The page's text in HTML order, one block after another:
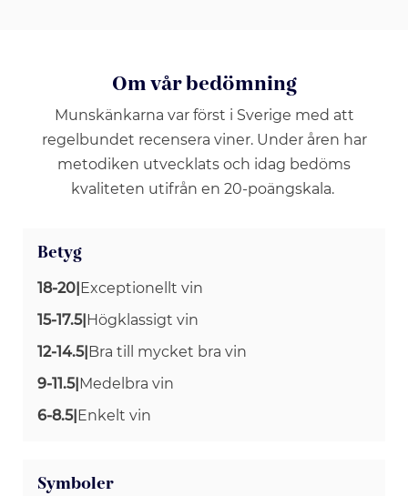
Om vår bedömning
Munskänkarna var först i Sverige med att
regelbundet recensera viner. Under åren har
metodiken utvecklats och idag bedöms
kvaliteten utifrån en 20-poängskala.
Betyg
18-20|Exceptionellt vin
15-17.5|Högklassigt vin
12-14.5|Bra till mycket bra vin
9-11.5|Medelbra vin
6-8.5|Enkelt vin
Symboler